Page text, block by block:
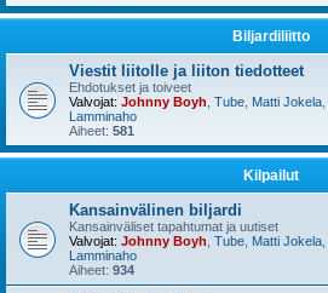
Biljardiliitto
Viestit liitolle ja liiton tiedotteet
Ehdotukset ja toiveet
Valvojat: Johnny Boyh Tube Matti Jokela
Lamminaho
Aiheet: 581
Kilpailut
Kansainvälinen biljardi
Kansainväliset tapahtumat ja uutiset
Valvojat: Johnny Boyh Tube Matti Jokela
Lamminaho
Aiheet: 934